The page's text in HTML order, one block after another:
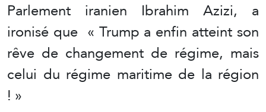
Parlement iranien Ibrahim Azizi, a
ironisé que « Trump a enfin atteint son
rêve de changement de régime, mais
celui du régime maritime de la région
! »